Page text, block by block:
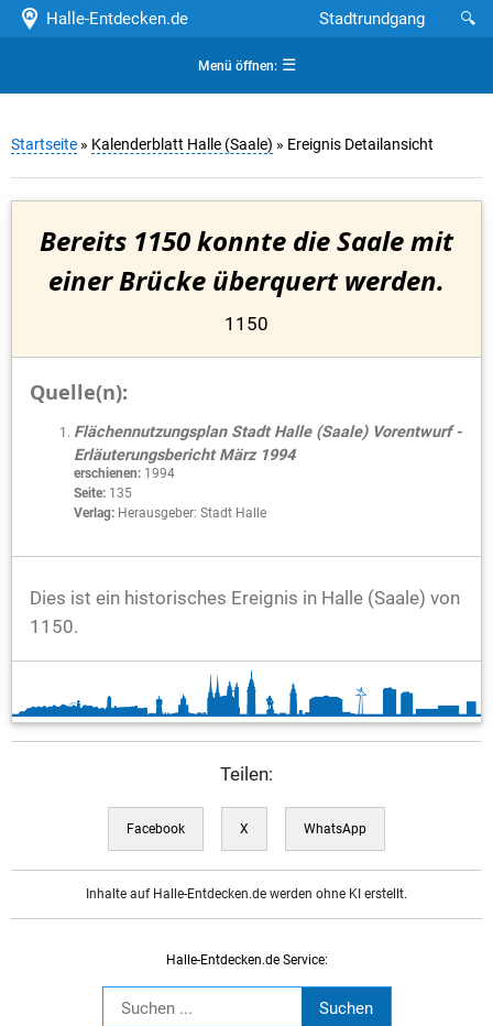
Halle-Entdecken.de 🔍
Stadtrundgang
Menü öffnen:☰
Startseite » Kalenderblatt Halle (Saale) » Ereignis Detailansicht
Bereits 1150 konnte die Saale mit
einer Brücke überquert werden.
1150
Quelle(n):
Flächennutzungsplan Stadt Halle (Saale) Vorentwurf -
Erläuterungsbericht März 1994
erschienen: 1994
Seite: 135
Verlag: Herausgeber: Stadt Halle
Dies ist ein historisches Ereignis in Halle (Saale) von
1150.
Teilen:
Facebook X WhatsApp
Inhalte auf Halle-Entdecken.de werden ohne KI erstellt.
Halle-Entdecken.de Service: